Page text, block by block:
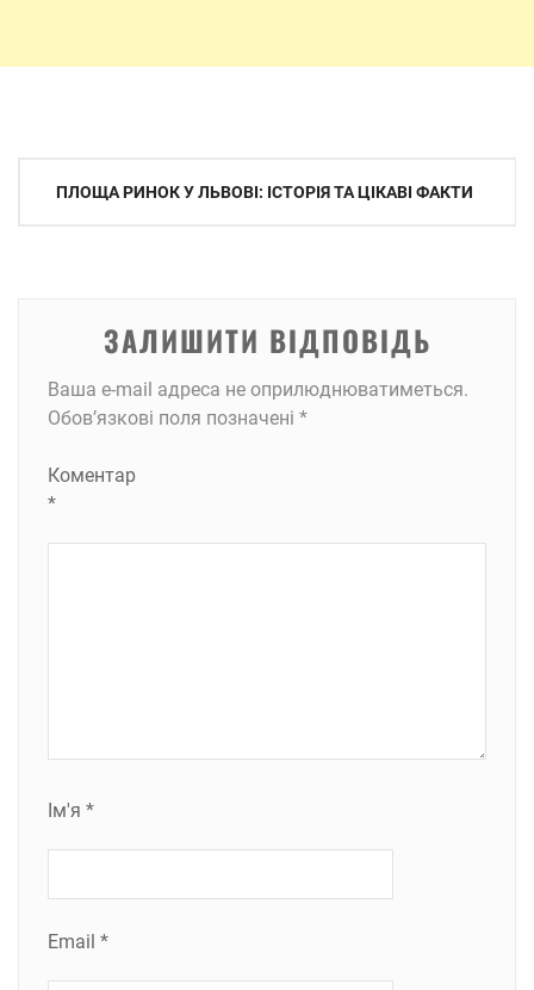
Навігація
ПЛОЩА РИНОК У ЛЬВОВІ: ІСТОРІЯ ТА ЦІКАВІ ФАКТИ
ЗАЛИШИТИ ВІДПОВІДЬ
Ваша e-mail адреса не оприлюднюватиметься.
Обов’язкові поля позначені *
Коментар
*
Ім'я *
Email *